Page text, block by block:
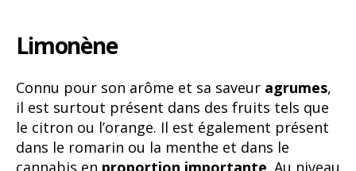
Limonène
Connu pour son arôme et sa saveur agrumes,
il est surtout présent dans des fruits tels que
le citron ou l’orange. Il est également présent
dans le romarin ou la menthe et dans le
cannabis en proportion importante. Au niveau